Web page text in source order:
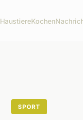
HaustiereKochen
SPORT